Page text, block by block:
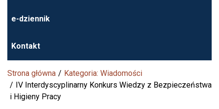
e-dziennik
Kontakt
Strona główna
Kategoria: Wiadomości
IV Interdyscyplinarny Konkurs Wiedzy z Bezpieczeństwa
i Higieny Pracy